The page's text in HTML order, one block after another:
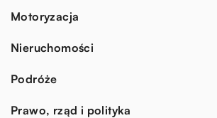
Motoryzacja
Nieruchomości
Podróże
Prawo, rząd i polityka